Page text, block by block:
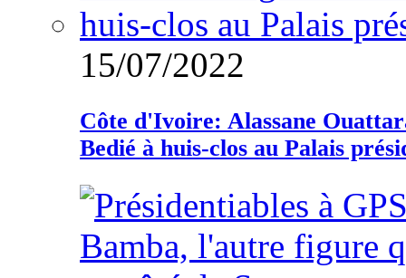
15/07/2022
Côte d'Ivoire: Alassane
Bedié à huis-clos au Palais